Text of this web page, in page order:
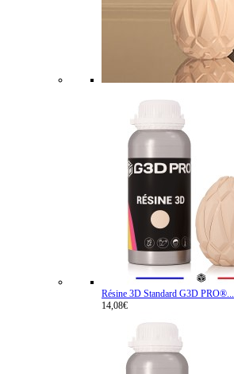
Résine 3D Standard G3D PRO®...
14,08€